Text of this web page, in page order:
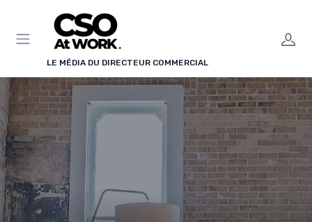
LE MÉDIA DU DIRECTEUR COMMERCIAL